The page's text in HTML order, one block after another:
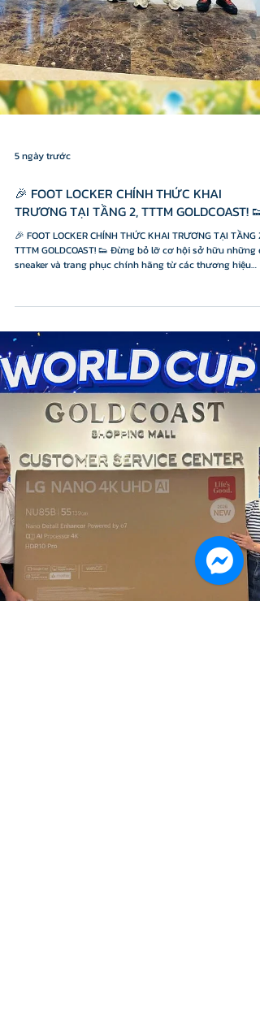
5 ngày trước
🎉 FOOT LOCKER CHÍNH THỨC KHAI TRƯƠNG TẠI TẦNG 2,
TTTM GOLDCOAST! 👟 Đừng bỏ lỡ cơ hội sở hữu những
sneaker và trang phục chính hãng từ các thương hiệu
hàng đầu với mức giá cực hấp dẫn. Đã đến lúc nâng cấp
tủ giày và outfit của bạn! Từ nay đến 09.08, tận hưởng
đãi đặc biệt: ✨ Mua 2 sản phẩm, giảm thêm 20%. 📍 Ghé
ngay Foot Locker – Tầng 2, TTTM GOLDCOAST và săn deal
ngay hôm nay! --------- GOLDCOAST SHOPPING MALL
NHA TRANG 📍Address: 01 Tran Hung Dao, Nha Trang
K